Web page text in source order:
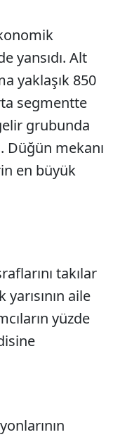
yansıdı. Alt
yaklaşık 850
segmentte
grubunda
Düğün mekanı
en büyük
takılar
aile
yüzde